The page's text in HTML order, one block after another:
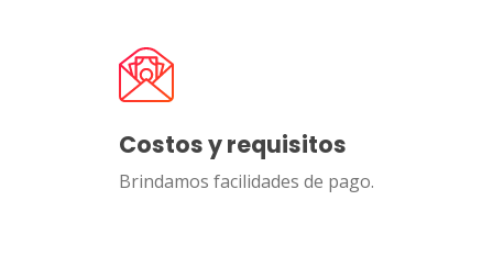
Costos y requisitos
Brindamos facilidades de pago.